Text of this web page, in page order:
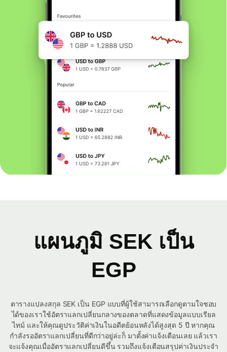
แผนภูมิ SEK เป็น
EGP
ตารางแปลงสกุล SEK เป็น EGP แบบที่ผู้ใช้สามารถเลือกดูตามใจชอบ
ได้ของเราใช้อัตราแลกเปลี่ยนกลางของตลาดที่แสดงข้อมูลแบบเรียล
ไทม์ และให้คุณดูประวัติค่าเงินในอดีตย้อนหลังได้สูงสุด 5 ปี หากคุณ
กำลังรออัตราแลกเปลี่ยนที่ดีกว่าอยู่ล่ะก็ มาตั้งค่าแจ้งเตือนเลย แล้วเรา
จะแจ้งคุณเมื่ออัตราแลกเปลี่ยนดีขึ้น รวมถึงแจ้งเตือนสรุปค่าเงินประจำ